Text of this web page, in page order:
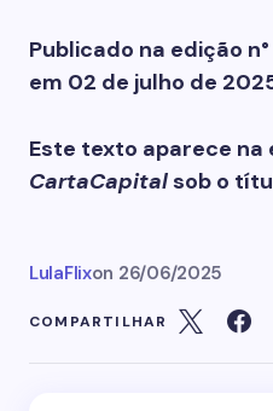
Publicado na edição
em 02 de julho de
Este texto aparece na
CartaCapitalsob o
LulaFlixon 26/06/2025
COMPARTILHAR